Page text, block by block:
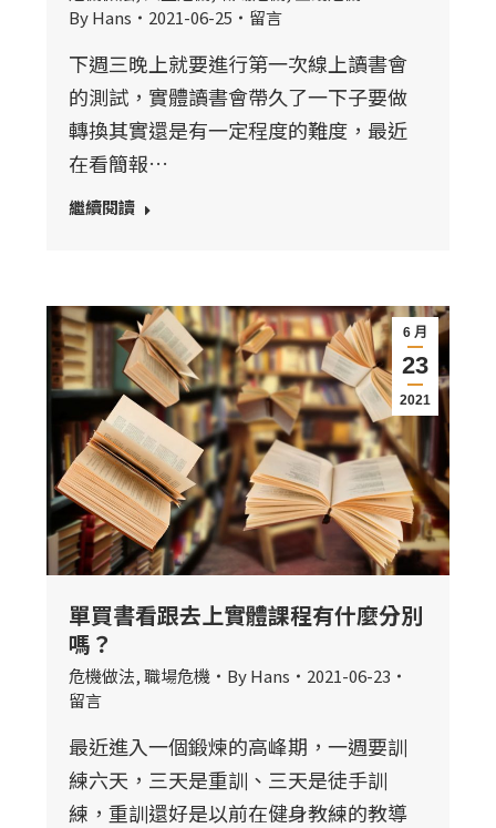
ByHans 2021-06-25 留言
下週三晚上就要進行第一次線上讀書會
的測試，實體讀書會帶久了一下子要做
轉換其實還是有一定程度的難度，最近
在看簡報…
繼續閱讀
6 月
23
2021
單買書看跟去上實體課程有什麼分別
嗎？
危機做法,職場危機 ByHans
2021-06-23
留言
最近進入一個鍛煉的高峰期，一週要訓
練六天，三天是重訓、三天是徒手訓
練，重訓還好是以前在健身教練的教導